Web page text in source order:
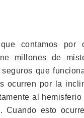
contamos
millones de
que
ocurren por la
al
Cuando esto